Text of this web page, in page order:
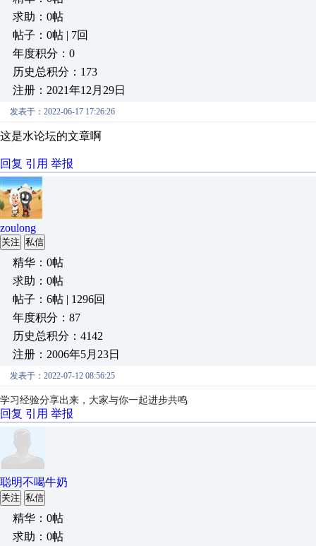
求助：0帖
帖子：0帖 | 7回
年度积分：0
历史总积分：173
注册：2021年12月29日
发表于：2022-06-17 17:26:26
这是水论坛的文章啊
回复 引用 举报
zoulong
关注 私信
精华：0帖
求助：0帖
帖子：6帖 | 1296回
年度积分：87
历史总积分：4142
注册：2006年5月23日
发表于：2022-07-12 08:56:25
学习经验分享出来，大家与你一起进步共鸣
回复 引用 举报
聪明不喝牛奶
关注 私信
精华：0帖
求助：0帖